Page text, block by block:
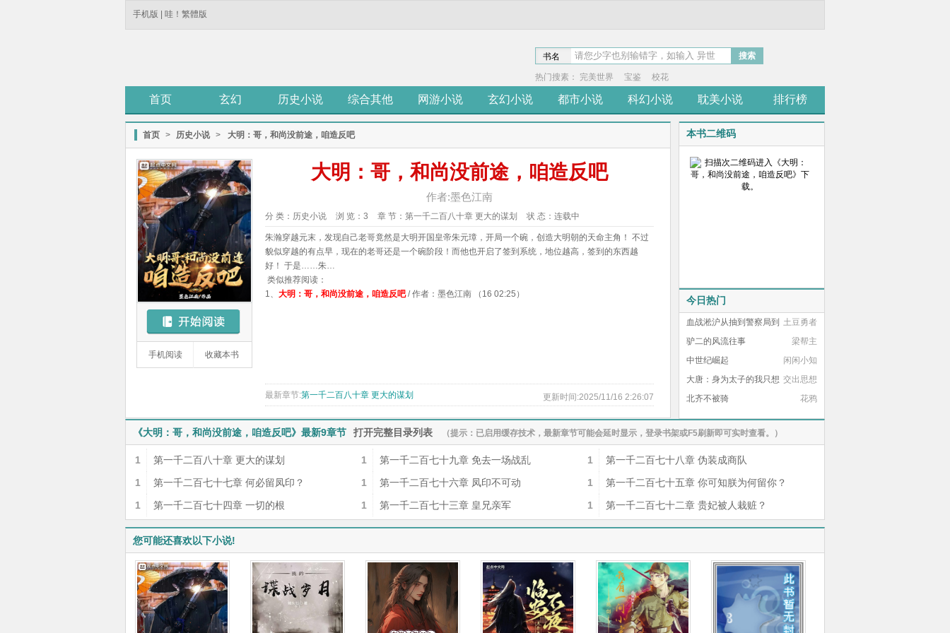
手机版 哇！繁體版
书名 搜索
热门搜素： 完美世界 宝鉴 校花
首页 玄幻 历史小说 综合其他 网游小说 玄幻小说 都市小说 科幻小说 耽美小说 排行榜
首页 > 历史小说 > 大明：哥，和尚没前途，咱造反吧
手机阅读 收藏本书
大明：哥，和尚没前途，咱造反吧
作者:墨色江南
分 类： 历史小说 浏 览： 3 章 节： 第一千二百八十章 更大的谋划 状 态： 连载中
朱瀚穿越元末，发现自己老哥竟然是大明开国皇帝朱元璋，开局一个碗，创造大明朝的天命主角！ 不过
貌似穿越的有点早，现在的老哥还是一个碗阶段！而他也开启了签到系统，地位越高，签到的东西越
好！ 于是……朱…
类似推荐阅读：
1、 大明：哥，和尚没前途，咱造反吧/ 作者：墨色江南 （16 02:25）
最新章节:第一千二百八十章 更大的谋划 更新时间:2025/11/16 2:26:07
本书二维码
今日热门
土豆勇者
血战淞沪从抽到警察局到
拥兵百万
梁帮主
驴二的风流往事
闲闲小知
中世纪崛起
交出思想
大唐：身为太子的我只想
摆烂
花鸦
北齐不被骑
《大明：哥，和尚没前途，咱造反吧》最新9章节 打开完整目录列表 （提示：已启用缓存技术，最新章节可能会延时显示，登录书架或F5刷新即可实时查看。）
1 第一千二百八十章 更大的谋划 1 第一千二百七十九章 免去一场战乱 1
第一千二百七十八章 伪装成商队
1
第一千二百七十七章 何必留凤印？ 1 第一千二百七十六章 凤印不可动 1
第一千二百七十五章 你可知朕为何留你？
1
第一千二百七十四章 一切的根 1 第一千二百七十三章 皇兄亲军 1 第一千二百七十二章 贵妃被人栽赃？
您可能还喜欢以下小说!